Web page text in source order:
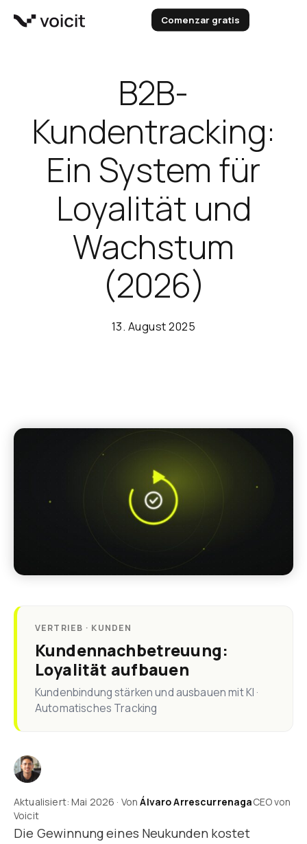
Inhalt
Comenzar gratis
B2B-
Kundentracking:
Ein System für
Loyalität und
Wachstum
(2026)
13. August 2025
VERTRIEB · KUNDEN
Kundennachbetreuung:
Loyalität aufbauen
Kundenbindung stärken und ausbauen mit KI ·
Automatisches Tracking
Aktualisiert: Mai 2026 · VonÁlvaro ArrescurrenagaCEO von
Voicit
Die Gewinnung eines Neukunden kostet